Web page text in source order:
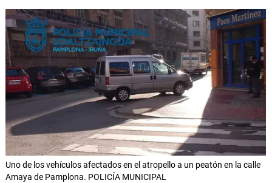
Uno de los vehículos afectados en el atropello a un peatón en la calle
Amaya de Pamplona. POLICÍA MUNICIPAL